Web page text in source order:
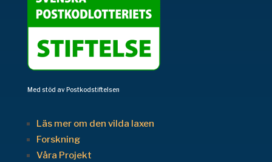
Med stöd av Postkodstiftelsen
Läs mer om den vilda laxen
Forskning
Våra Projekt